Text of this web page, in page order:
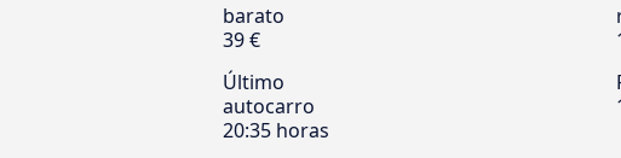
barato
39 €
Último
autocarro
20:35 horas